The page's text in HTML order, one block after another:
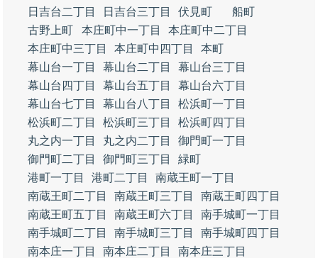
日吉台二丁目
日吉台三丁目 伏見町
船町
古野上町
本庄町中一丁目
本庄町中二丁目
本庄町中三丁目
本庄町中四丁目
本町
幕山台一丁目
幕山台二丁目
幕山台三丁目
幕山台四丁目
幕山台五丁目
幕山台六丁目
幕山台七丁目
幕山台八丁目
松浜町一丁目
松浜町二丁目
松浜町三丁目
松浜町四丁目
丸之内一丁目
丸之内二丁目
御門町一丁目
御門町二丁目
御門町三丁目
緑町
港町一丁目
港町二丁目
南蔵王町一丁目
南蔵王町二丁目
南蔵王町三丁目
南蔵王町四丁目
南蔵王町五丁目
南蔵王町六丁目
南手城町一丁目
南手城町二丁目
南手城町三丁目
南手城町四丁目
南本庄一丁目
南本庄二丁目
南本庄三丁目